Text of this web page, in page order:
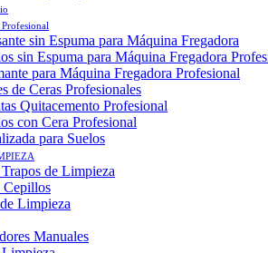
sin Espuma para Máquina Fregadora
sin Espuma para Máquina Fregadora
para Máquina Fregadora Profesional
de Ceras Profesionales
Quitacemento Profesional
con Cera Profesional
para Suelos
de Limpieza
Cepillos
Limpieza
Manuales